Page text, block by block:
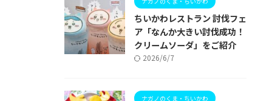
ちいかわレストラン 討伐フェ
ア「なんか大きい討伐成功！
クリームソーダ」をご紹介
2026/6/7
ナガノのくま・ちいかわ